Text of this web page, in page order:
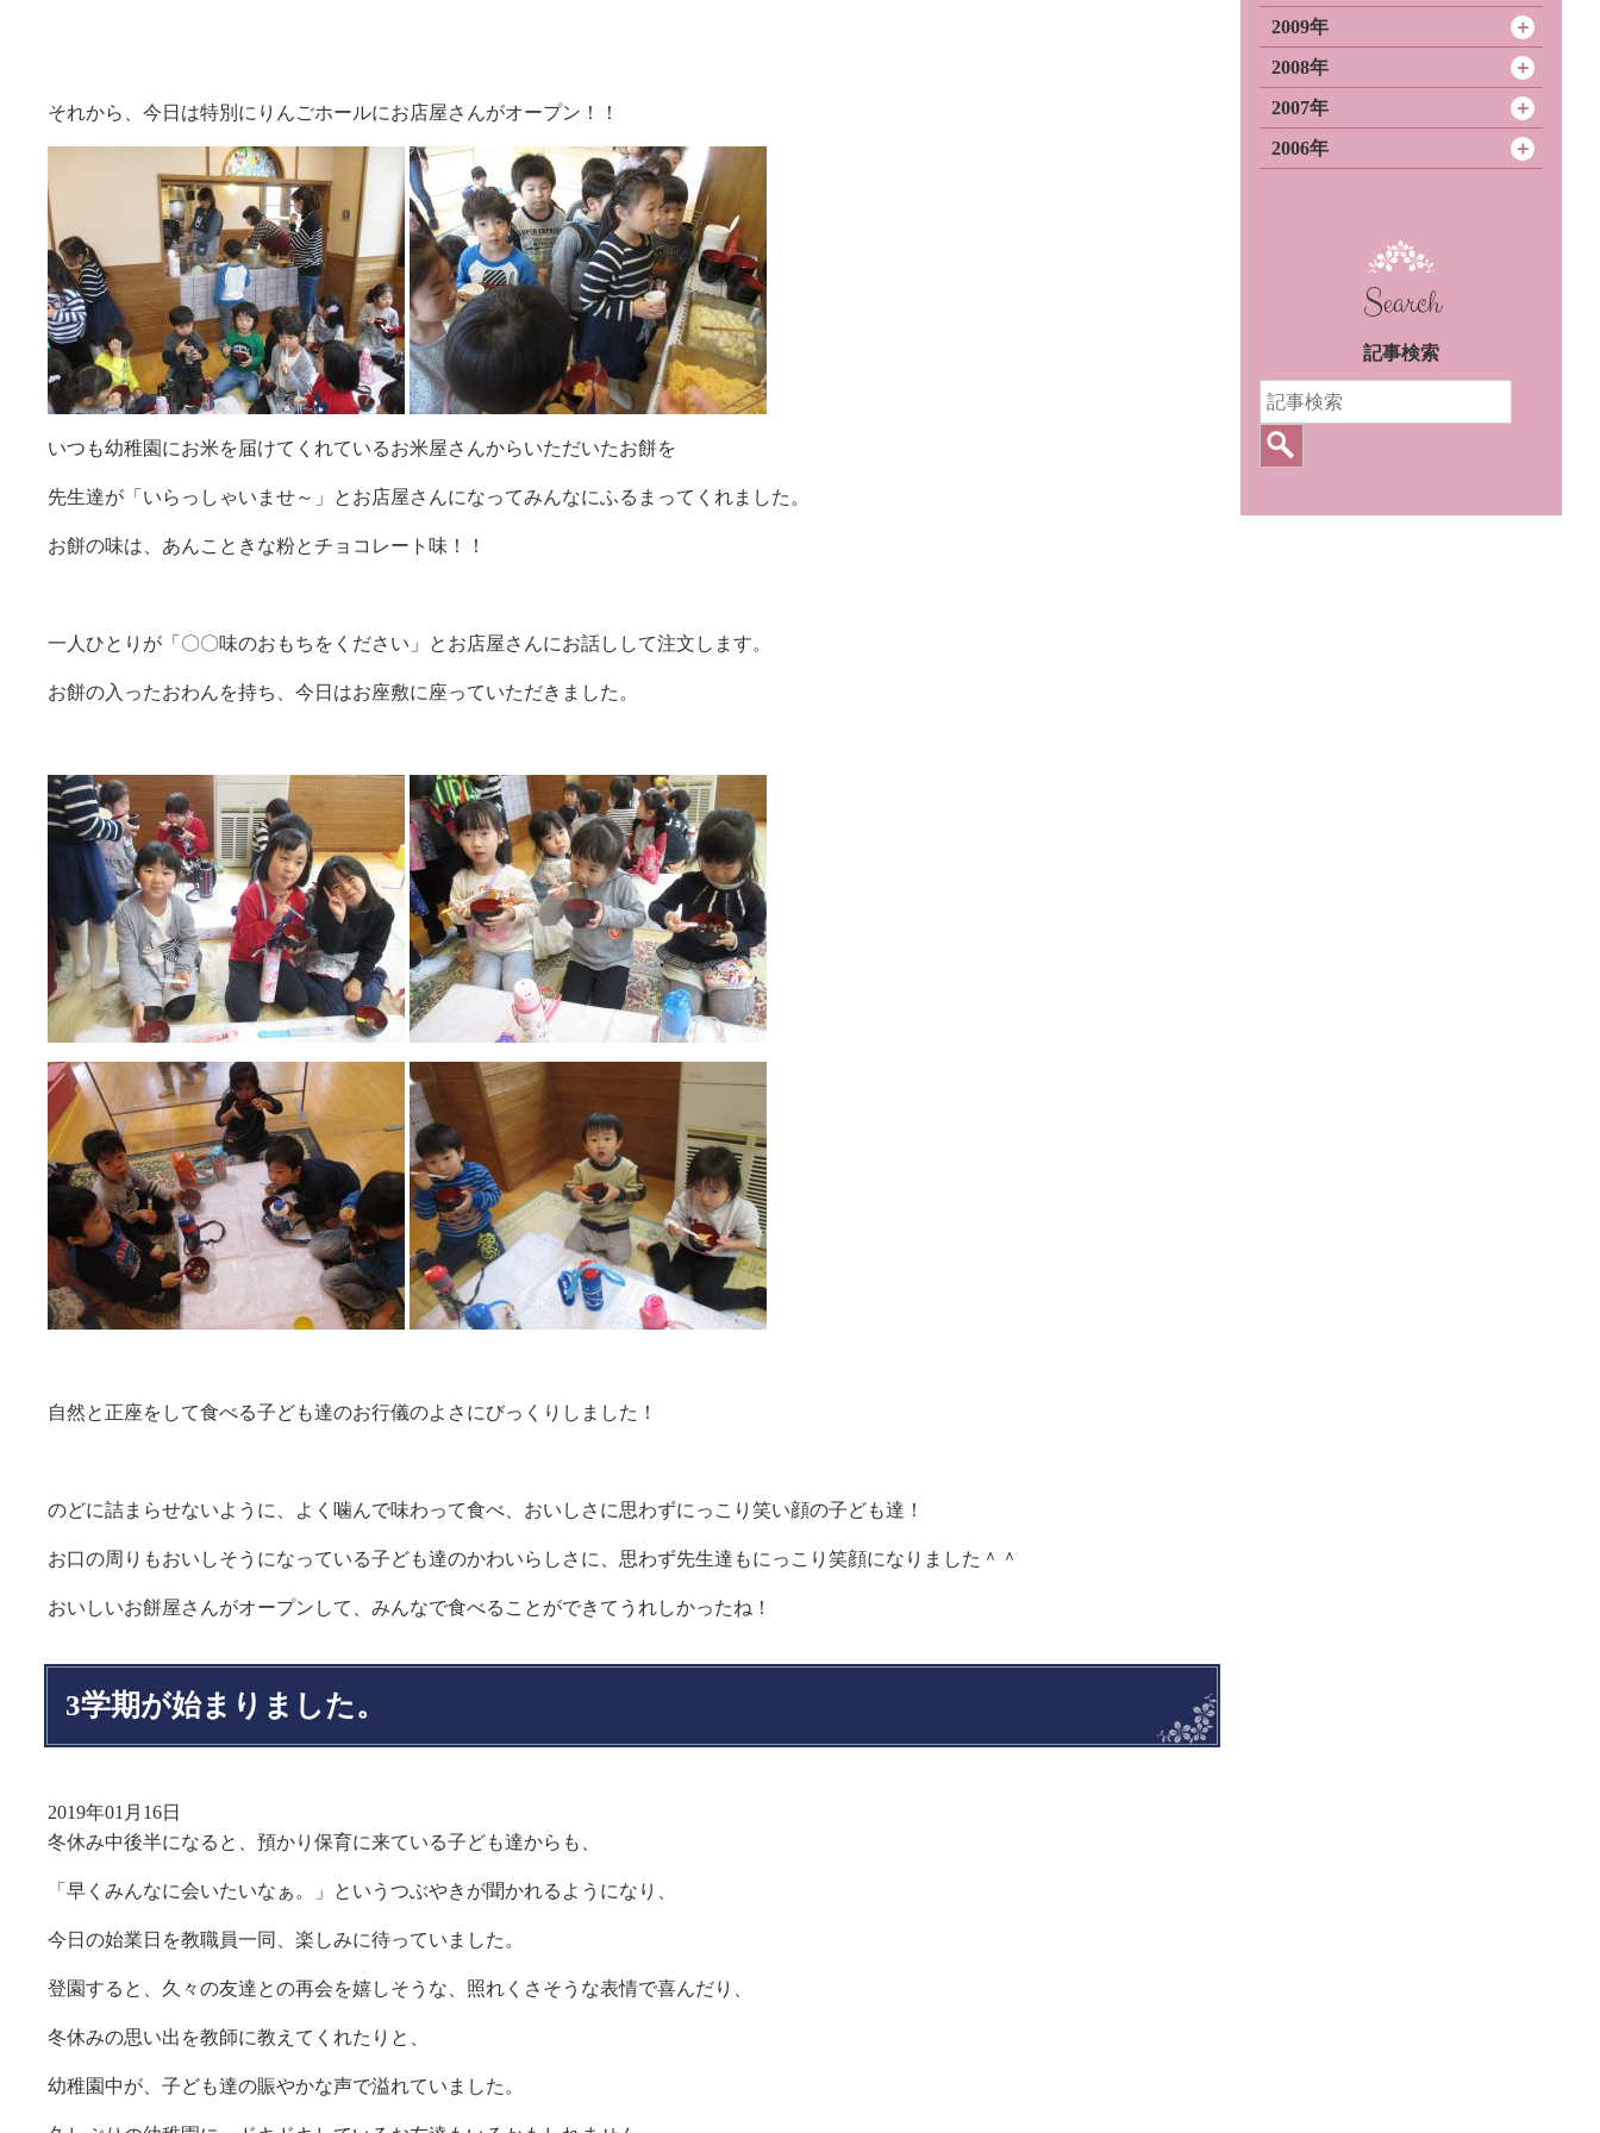
それから、今日は特別にりんごホールにお店屋さんがオープン！！
いつも幼稚園にお米を届けてくれているお米屋さんからいただいたお餅を
先生達が「いらっしゃいませ～」とお店屋さんになってみんなにふるまってくれました。
お餅の味は、あんこときな粉とチョコレート味！！
一人ひとりが「〇〇味のおもちをください」とお店屋さんにお話しして注文します。
お餅の入ったおわんを持ち、今日はお座敷に座っていただきました。
自然と正座をして食べる子ども達のお行儀のよさにびっくりしました！
のどに詰まらせないように、よく噛んで味わって食べ、おいしさに思わずにっこり笑い顔の子ども達！
お口の周りもおいしそうになっている子ども達のかわいらしさに、思わず先生達もにっこり笑顔になりました＾＾
おいしいお餅屋さんがオープンして、みんなで食べることができてうれしかったね！
3学期が始まりました。
2019年01月16日
冬休み中後半になると、預かり保育に来ている子ども達からも、
「早くみんなに会いたいなぁ。」というつぶやきが聞かれるようになり、
今日の始業日を教職員一同、楽しみに待っていました。
登園すると、久々の友達との再会を嬉しそうな、照れくさそうな表情で喜んだり、
冬休みの思い出を教師に教えてくれたりと、
幼稚園中が、子ども達の賑やかな声で溢れていました。
2009年
2008年
2007年
2006年
Search
記事検索